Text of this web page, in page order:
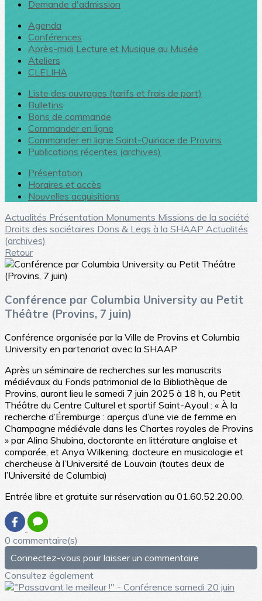
Demande d'admission
Agenda
Conférences
Après-midi Lecture et Musique au Musée
Ateliers
CLELIHA
Liste des ouvrages (tarifs et frais de port)
Bulletins
Bons de commande
Commander en ligne
Commander en ligne Saint-Quiriace de Provins
Publications récentes (archives)
Présentation
Horaires et accès
Nouvelles acquisitions
Actualités Présentation Monuments Missions de la société
Droits des sociétaires Dons & Legs à la SHAAP Actualités
(archives)
Retour
Conférence par Columbia University au Petit
Théâtre (Provins, 7 juin)
Conférence organisée par la Ville de Provins et Columbia
University en partenariat avec la SHAAP
Après un séminaire de recherches sur les manuscrits
médiévaux du Fonds patrimonial de la Bibliothèque de
Provins, auront lieu le samedi 7 juin 2025 à 18 h, au Petit
Théâtre du Centre Culturel et sportif Saint-Ayoul : « À la
recherche d’Éremburge : aperçus d’une vie de femme en
Champagne médiévale dans les Chartes royales de Provins
» par Alina Shubina, doctorante en littérature anglaise et
comparée, et Anya Wilkening, docteure en musicologie et
chercheuse à l’Université de Louvain (toutes deux de
l’Université de Columbia)
Entrée libre et gratuite sur réservation au 01.60.52.20.00.
0 commentaire(s)
Connectez-vous pour laisser un commentaire
Consultez également